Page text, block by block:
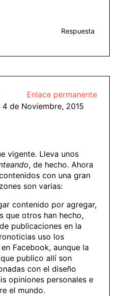
Respuesta
Enlace permanente
4 de Noviembre, 2015
vigente. Lleva unos
, de hecho. Ahora
con una gran
son varias:
contenido por agregar,
que otros han hecho,
publicaciones en la
uso los
Facebook, aunque la
publico allí son
con el diseño
opiniones personales e
el mundo.